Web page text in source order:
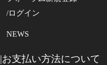
/ログイン
NEWS
|お支払い方法について